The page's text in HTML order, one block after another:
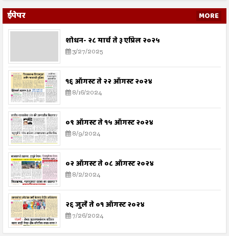
ईपेपर MORE
शोधन- २८ मार्च ते ३ एप्रिल २०२५
3/27/2025
१६ ऑगस्ट ते २२ ऑगस्ट २०२४
8/16/2024
०९ ऑगस्ट ते १५ ऑगस्ट २०२४
8/9/2024
०२ ऑगस्ट ते ०८ ऑगस्ट २०२४
8/2/2024
२६ जुलै ते ०१ ऑगस्ट २०२४
7/26/2024